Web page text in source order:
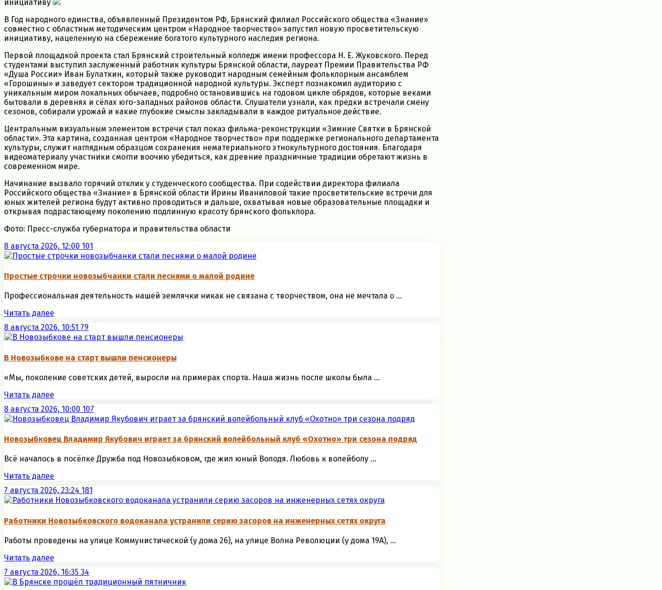
инициативу
В Год народного единства, объявленный Президентом РФ, Брянский филиал Российского общества «Знание»
совместно с областным методическим центром «Народное творчество» запустил новую просветительскую
инициативу, нацеленную на сбережение богатого культурного наследия региона.
Первой площадкой проекта стал Брянский строительный колледж имени профессора Н. Е. Жуковского. Перед
студентами выступил заслуженный работник культуры Брянской области, лауреат Премии Правительства РФ
«Душа России» Иван Булаткин, который также руководит народным семейным фольклорным ансамблем
«Горошины» и заведует сектором традиционной народной культуры. Эксперт познакомил аудиторию с
уникальным миром локальных обычаев, подробно остановившись на годовом цикле обрядов, которые веками
бытовали в деревнях и сёлах юго-западных районов области. Слушатели узнали, как предки встречали смену
сезонов, собирали урожай и какие глубокие смыслы закладывали в каждое ритуальное действие.
Центральным визуальным элементом встречи стал показ фильма-реконструкции «Зимние Святки в Брянской
области». Эта картина, созданная центром «Народное творчество» при поддержке регионального департамента
культуры, служит наглядным образцом сохранения нематериального этнокультурного достояния. Благодаря
видеоматериалу участники смогли воочию убедиться, как древние праздничные традиции обретают жизнь в
современном мире.
Начинание вызвало горячий отклик у студенческого сообщества. При содействии директора филиала
Российского общества «Знание» в Брянской области Ирины Иваниловой такие просветительские встречи для
юных жителей региона будут активно проводиться и дальше, охватывая новые образовательные площадки и
открывая подрастающему поколению подлинную красоту брянского фольклора.
Фото: Пресс-служба губернатора и правительства области
8 августа 2026, 12:00 101
Простые строчки новозыбчанки стали песнями о малой родине
Профессиональная деятельность нашей землячки никак не связана с творчеством, она не мечтала о ...
Читать далее
8 августа 2026, 10:51 79
В Новозыбкове на старт вышли пенсионеры
«Мы, поколение советских детей, выросли на примерах спорта. Наша жизнь после школы была ...
Читать далее
8 августа 2026, 10:00 107
Новозыбковец Владимир Якубович играет за брянский волейбольный клуб «Охотно» три сезона подряд
Всё началось в посёлке Дружба под Новозыбковом, где жил юный Володя. Любовь к волейболу ...
Читать далее
7 августа 2026, 23:24 181
Работники Новозыбковского водоканала устранили серию засоров на инженерных сетях округа
Работы проведены на улице Коммунистической (у дома 26), на улице Волна Революции (у дома 19А), ...
Читать далее
7 августа 2026, 16:35 34